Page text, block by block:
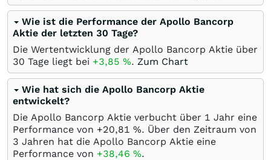
Wie ist die Performance der Apollo Bancorp
Aktie der letzten 30 Tage?
Die Wertentwicklung der Apollo Bancorp Aktie über
30 Tage liegt bei +3,85 %. Zum Chart
Wie hat sich die Apollo Bancorp Aktie
entwickelt?
Die Apollo Bancorp Aktie verbucht über 1 Jahr eine
Performance von +20,81 %. Über den Zeitraum von
3 Jahren hat die Apollo Bancorp Aktie eine
Performance von +38,46 %.